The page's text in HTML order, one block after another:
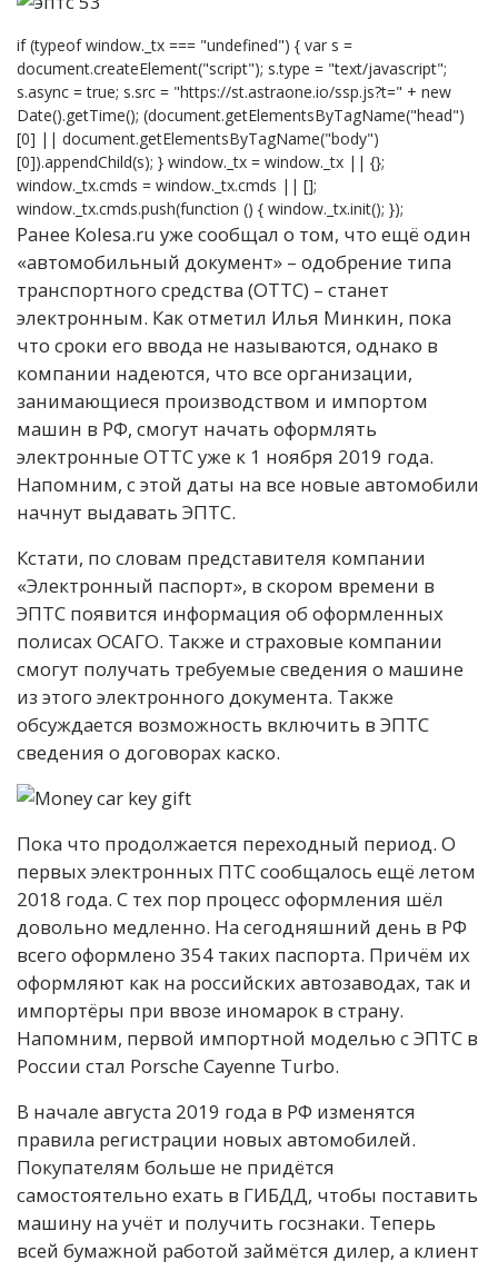
if (typeof window._tx === "undefined") { var s =
document.createElement("script"); s.type = "text/javascript";
s.async = true; s.src = "https://st.astraone.io/ssp.js?t=" + new
Date().getTime(); (document.getElementsByTagName("head")
[0] || document.getElementsByTagName("body")
[0]).appendChild(s); } window._tx = window._tx || {};
window._tx.cmds = window._tx.cmds || [];
window._tx.cmds.push(function () { window._tx.init(); });
Ранее Kolesa.ru уже сообщал о том, что ещё один
«автомобильный документ» – одобрение типа
транспортного средства (ОТТС) – станет
электронным. Как отметил Илья Минкин, пока
что сроки его ввода не называются, однако в
компании надеются, что все организации,
занимающиеся производством и импортом
машин в РФ, смогут начать оформлять
электронные ОТТС уже к 1 ноября 2019 года.
Напомним, с этой даты на все новые автомобили
начнут выдавать ЭПТС.
Кстати, по словам представителя компании
«Электронный паспорт», в скором времени в
ЭПТС появится информация об оформленных
полисах ОСАГО. Также и страховые компании
смогут получать требуемые сведения о машине
из этого электронного документа. Также
обсуждается возможность включить в ЭПТС
сведения о договорах каско.
Пока что продолжается переходный период. О
первых электронных ПТС сообщалось ещё летом
2018 года. С тех пор процесс оформления шёл
довольно медленно. На сегодняшний день в РФ
всего оформлено 354 таких паспорта. Причём их
оформляют как на российских автозаводах, так и
импортёры при ввозе иномарок в страну.
Напомним, первой импортной моделью с ЭПТС в
России стал Porsche Cayenne Turbo.
В начале августа 2019 года в РФ изменятся
правила регистрации новых автомобилей.
Покупателям больше не придётся
самостоятельно ехать в ГИБДД, чтобы поставить
машину на учёт и получить госзнаки. Теперь
всей бумажной работой займётся дилер, а клиент